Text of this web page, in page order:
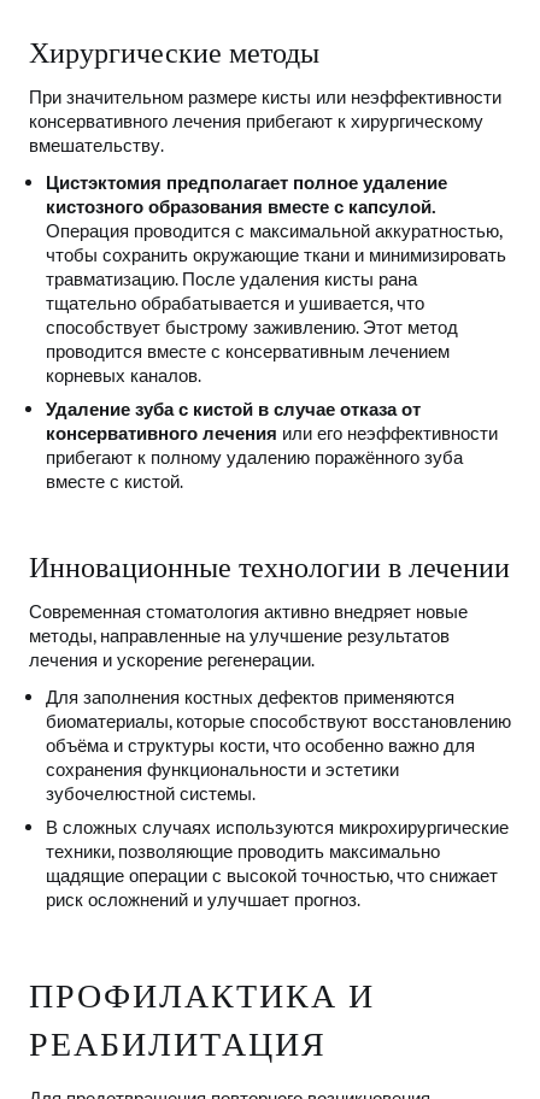
Хирургические методы
При значительном размере кисты или неэффективности
консервативного лечения прибегают к хирургическому
вмешательству.
Цистэктомия предполагает полное удаление
кистозного образования вместе с капсулой.
Операция проводится с максимальной аккуратностью,
чтобы сохранить окружающие ткани и минимизировать
травматизацию. После удаления кисты рана
тщательно обрабатывается и ушивается, что
способствует быстрому заживлению. Этот метод
проводится вместе с консервативным лечением
корневых каналов.
Удаление зуба с кистой в случае отказа от
консервативного лечения или его неэффективности
прибегают к полному удалению поражённого зуба
вместе с кистой.
Инновационные технологии в лечении
Современная стоматология активно внедряет новые
методы, направленные на улучшение результатов
лечения и ускорение регенерации.
Для заполнения костных дефектов применяются
биоматериалы, которые способствуют восстановлению
объёма и структуры кости, что особенно важно для
сохранения функциональности и эстетики
зубочелюстной системы.
В сложных случаях используются микрохирургические
техники, позволяющие проводить максимально
щадящие операции с высокой точностью, что снижает
риск осложнений и улучшает прогноз.
ПРОФИЛАКТИКА И
РЕАБИЛИТАЦИЯ